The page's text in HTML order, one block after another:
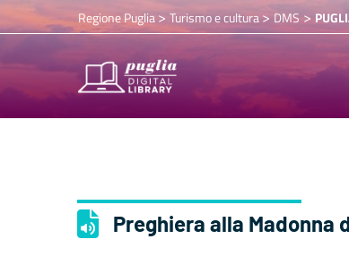
Regione Puglia> Turismo e cultura>DMS >
Preghiera alla Madonna